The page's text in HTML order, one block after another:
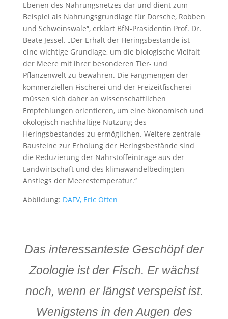
Ebenen des Nahrungsnetzes dar und dient zum
Beispiel als Nahrungsgrundlage für Dorsche, Robben
und Schweinswale“, erklärt BfN-Präsidentin Prof. Dr.
Beate Jessel. „Der Erhalt der Heringsbestände ist
eine wichtige Grundlage, um die biologische Vielfalt
der Meere mit ihrer besonderen Tier- und
Pflanzenwelt zu bewahren. Die Fangmengen der
kommerziellen Fischerei und der Freizeitfischerei
müssen sich daher an wissenschaftlichen
Empfehlungen orientieren, um eine ökonomisch und
ökologisch nachhaltige Nutzung des
Heringsbestandes zu ermöglichen. Weitere zentrale
Bausteine zur Erholung der Heringsbestände sind
die Reduzierung der Nährstoffeinträge aus der
Landwirtschaft und des klimawandelbedingten
Anstiegs der Meerestemperatur.“
Abbildung: DAFV, Eric Otten
Das interessanteste Geschöpf der
Zoologie ist der Fisch. Er wächst
noch, wenn er längst verspeist ist.
Wenigstens in den Augen des